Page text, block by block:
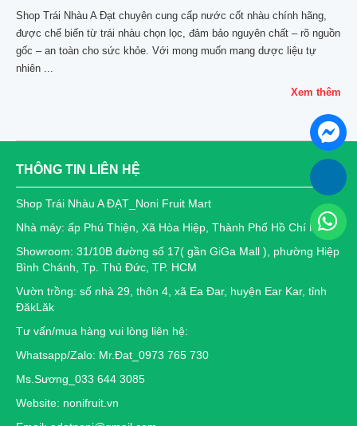
Shop Trái Nhàu A Đạt chuyên cung cấp nước cốt nhàu chính hãng,
được chế biến từ trái nhàu chọn lọc, đảm bảo nguyên chất – rõ nguồn
gốc – an toàn cho sức khỏe. Với mong muốn mang dược liệu tự
nhiên ...
Xem thêm
THÔNG TIN LIÊN HỆ
Shop Trái Nhàu A ĐẠT_Noni Fruit Mart
Nhà máy: ấp Phú Thiện, Xã Hòa Hiệp, Thành Phố Hồ Chí Minh
Showroom: 31/10B đường số 17( gần GiGa Mall ), phường Hiệp
Bình Chánh, Tp. Thủ Đức, TP. HCM
Vườn trồng: số nhà 29, thôn 4, xã Ea Đar, huyện Ear Kar, tỉnh
ĐăkLăk
Tư vấn/mua hàng vui lòng liên hệ:
Whatsapp/Zalo: Mr.Đat_0973 765 730
Ms.Sương_033 644 3085
Website: nonifruit.vn